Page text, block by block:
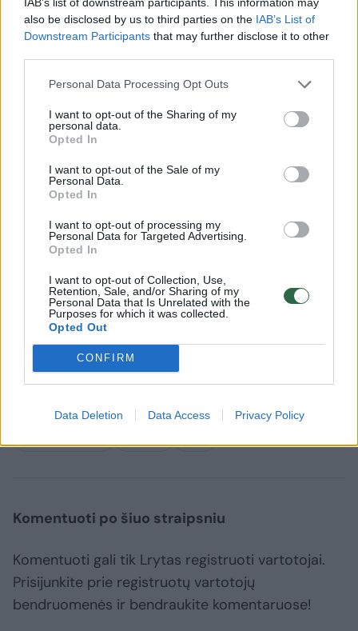
also be disclosed by us to third parties on the IAB’s List of
Downstream Participants that may further disclose it to other
Personal Data Processing Opt Outs
I want to opt-out of the Sharing of my
personal data.
Opted In
I want to opt-out of the Sale of my
Personal Data.
Opted In
I want to opt-out of processing my
Personal Data for Targeted Advertising.
Opted In
I want to opt-out of Collection, Use,
Retention, Sale, and/or Sharing of my
Personal Data that Is Unrelated with the
Purposes for which it was collected.
Opted Out
CONFIRM
Data Deletion Data Access Privacy Policy
Vos nuo 1 Eur / mėn.
Prenumeruoti
Jau esate prenumeratorius?
Lorem ipsum dolor sit amet consectetur
adipisicing elit. Asperiores sapiente, odio
officiis sed tempore vitae veritatis
repellendus, ad saepe architecto
repudiandae corrupti sit non error illum
consequuntur adipisci dignissimos maxime.
Komentuoti po šiuo straipsniu
Komentuoti gali tik Lrytas registruoti vartotojai.
Prisijunkite prie registruotų vartotojų
bendruomenės ir bendraukite komentaruose!